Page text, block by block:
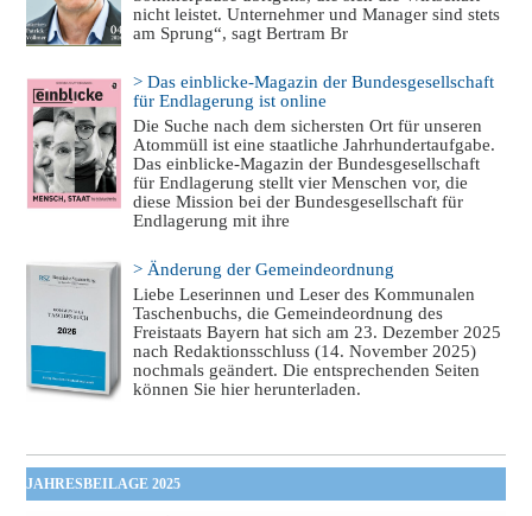
nicht leistet. Unternehmer und Manager sind stets
am Sprung“, sagt Bertram Br
> Das einblicke-Magazin der Bundesgesellschaft
für Endlagerung ist online
Die Suche nach dem sichersten Ort für unseren
Atommüll ist eine staatliche Jahrhundertaufgabe.
Das einblicke-Magazin der Bundesgesellschaft
für Endlagerung stellt vier Menschen vor, die
diese Mission bei der Bundesgesellschaft für
Endlagerung mit ihre
> Änderung der Gemeindeordnung
Liebe Leserinnen und Leser des Kommunalen
Taschenbuchs, die Gemeindeordnung des
Freistaats Bayern hat sich am 23. Dezember 2025
nach Redaktionsschluss (14. November 2025)
nochmals geändert. Die entsprechenden Seiten
können Sie hier herunterladen.
JAHRESBEILAGE 2025